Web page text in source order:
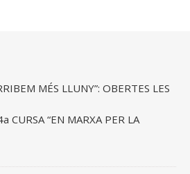
MÉS LLUNY”: OBERTES LES
CURSA “EN MARXA PER LA